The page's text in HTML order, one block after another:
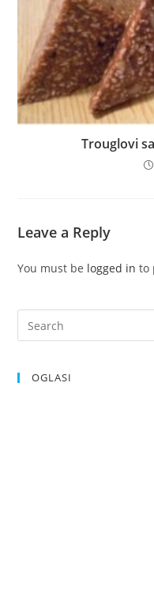
Trouglovi
Leave a Reply
You must be logged in to
OGLASI